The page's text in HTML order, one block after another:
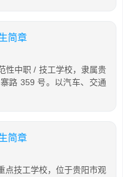
简章
性中职 / 技工学校，隶属贵
路 359 号。以汽车、交通
简章
点技工学校，位于贵阳市观